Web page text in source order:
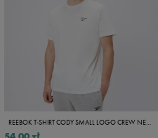
REEBOK T-SHIRT CODY SMALL LOGO CREW NECK